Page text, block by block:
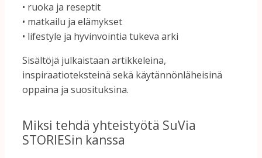
• ruoka ja reseptit
• matkailu ja elämykset
• lifestyle ja hyvinvointia tukeva arki
Sisältöjä julkaistaan artikkeleina,
inspiraatioteksteinä sekä käytännönläheisinä
oppaina ja suosituksina.
Miksi tehdä yhteistyötä SuVia
STORIESin kanssa